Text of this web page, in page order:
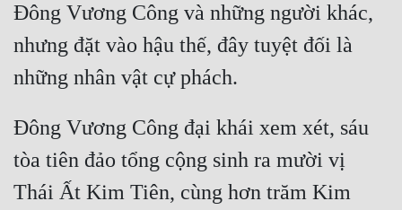
Cung Đấu
Cổ Tiên Hiệp
Cổ Đại
Du Hí
Dã Sử
Đông Vương Công và những người khác,
nhưng đặt vào hậu thế, đây tuyệt đối là
Đông Vương Công đại khái xem xét, sáu
tòa tiên đảo tổng cộng sinh ra mười vị
Thái Ất Kim Tiên, cùng hơn trăm Kim